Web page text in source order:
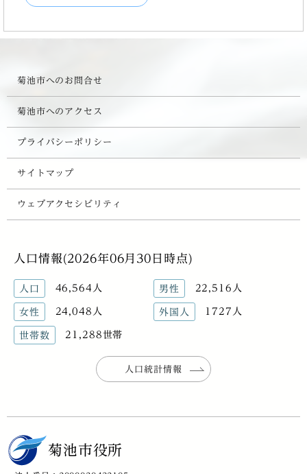
菊池市へのお問合せ
菊池市へのアクセス
プライバシーポリシー
サイトマップ
ウェブアクセシビリティ
人口情報(2026年06月30日時点)
人口 46,564人 男性 22,516人
女性 24,048人 外国人 1727人
世帯数 21,288世帯
人口統計情報
菊池市役所